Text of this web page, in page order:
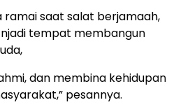
ramai saat salat berjamaah,
tempat membangun
dan membina kehidupan
pesannya.